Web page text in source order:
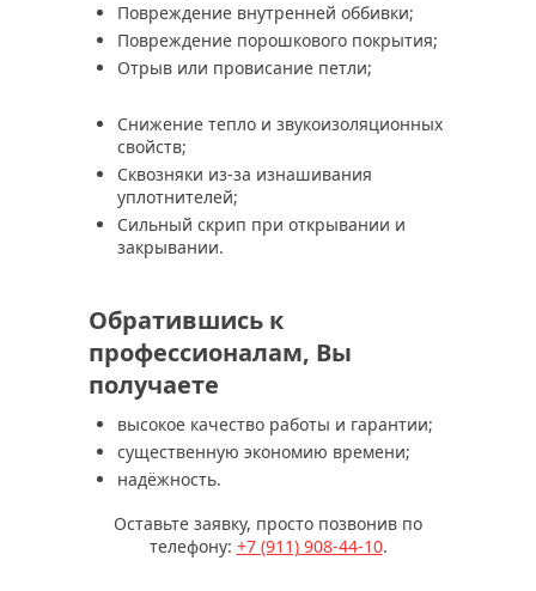
Повреждение внутренней оббивки;
Повреждение порошкового покрытия;
Отрыв или провисание петли;
Снижение тепло и звукоизоляционных
свойств;
Сквозняки из-за изнашивания
уплотнителей;
Сильный скрип при открывании и
закрывании.
Обратившись к
профессионалам, Вы
получаете
высокое качество работы и гарантии;
существенную экономию времени;
надёжность.
Оставьте заявку, просто позвонив по
телефону: +7 (911) 908-44-10.